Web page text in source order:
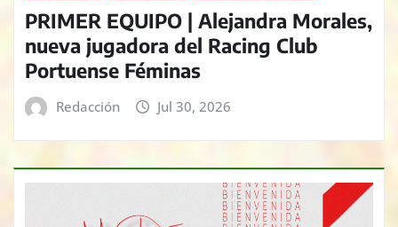
PRIMER EQUIPO | Alejandra Morales,
nueva jugadora del Racing Club
Portuense Féminas
Redacción Jul 30, 2026